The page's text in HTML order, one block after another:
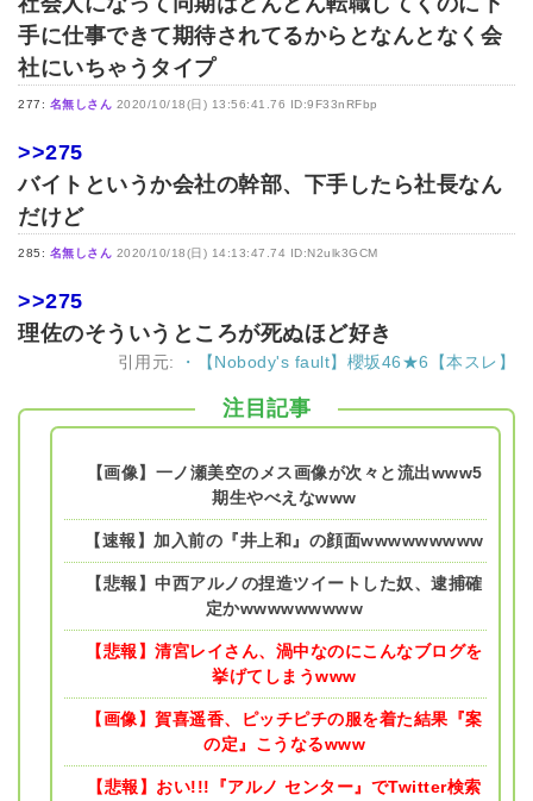
手に仕事できて期待されてるからとなんとなく会
社にいちゃうタイプ
277: 名無しさん 2020/10/18(日) 13:56:41.76 ID:9F33nRFbp
>>275
バイトというか会社の幹部、下手したら社長なん
だけど
285: 名無しさん 2020/10/18(日) 14:13:47.74 ID:N2ulk3GCM
>>275
理佐のそういうところが死ぬほど好き
引用元: ・【Nobody's fault】櫻坂46★6【本スレ】
注目記事
【画像】一ノ瀬美空のメス画像が次々と流出www5
期生やべえなwww
【速報】加入前の『井上和』の顔面wwwwwwwww
【悲報】中西アルノの捏造ツイートした奴、逮捕確
定かwwwwwwwww
【悲報】清宮レイさん、渦中なのにこんなブログを
挙げてしまうwww
【画像】賀喜遥香、ピッチピチの服を着た結果『案
の定』こうなるwww
【悲報】おい!!!『アルノ センター』でTwitter検索